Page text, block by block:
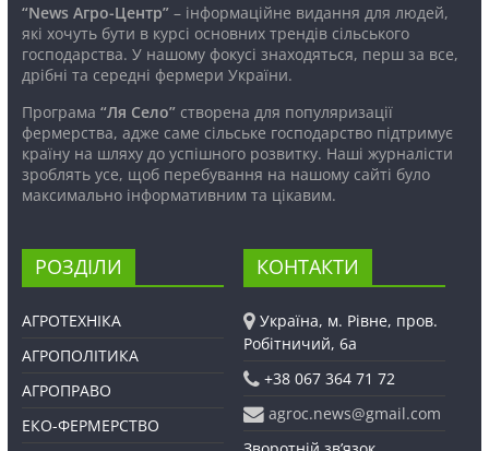
“News Агро-Центр”– інформаційне видання для людей,
які хочуть бути в курсі основних трендів сільського
господарства. У нашому фокусі знаходяться, перш за все,
дрібні та середні фермери України.
Програма “Ля Село”створена для популяризації
фермерства, адже саме сільське господарство підтримує
країну на шляху до успішного розвитку. Наші журналісти
зроблять усе, щоб перебування на нашому сайті було
максимально інформативним та цікавим.
РОЗДІЛИ
АГРОТЕХНІКА
АГРОПОЛІТИКА
АГРОПРАВО
ЕКО-ФЕРМЕРСТВО
КОНТАКТИ
Україна, м. Рівне, пров.
Робітничий, 6а
+38 067 364 71 72
agroc.news@gmail.com